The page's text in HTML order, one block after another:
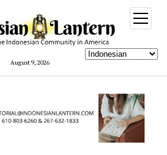
August 9, 2026
open
menu